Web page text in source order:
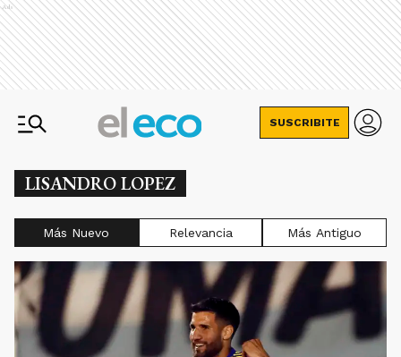
Ads
SUSCRIBITE
LISANDRO LOPEZ
Más Nuevo Relevancia Más Antiguo